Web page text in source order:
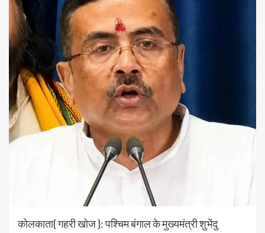
कोलकाता{ गहरी खोज }: पश्चिम बंगाल के मुख्यमंत्री शुभेंदु